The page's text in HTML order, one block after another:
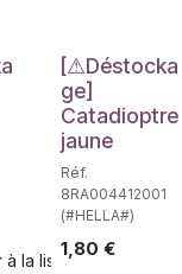
la liste de souhaits
Déstockage
[⚠Déstocka
ge]
Catadioptre
jaune
Réf.
8RA004412001
(#HELLA#)
1,80 €